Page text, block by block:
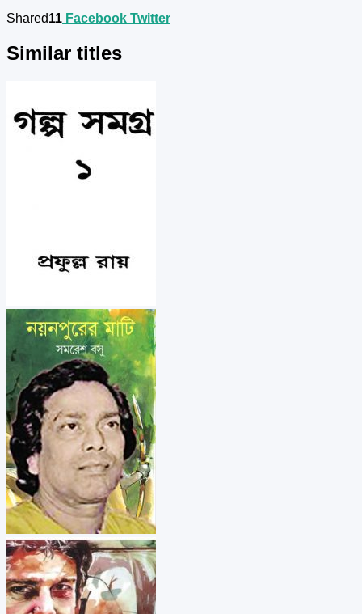
Shared11 Facebook Twitter
Similar titles